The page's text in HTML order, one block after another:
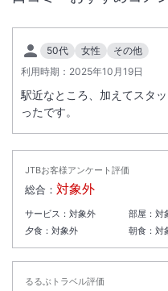
50代 女性
その他
利用時期： 2025年10月19日
駅近なところ、加えてスタ
ったです。
JTBお客様アンケート評価
総合： 対象外
サービス： 対象外 部屋： 対
夕食： 対象外 朝食： 対
るるぶトラベル評価